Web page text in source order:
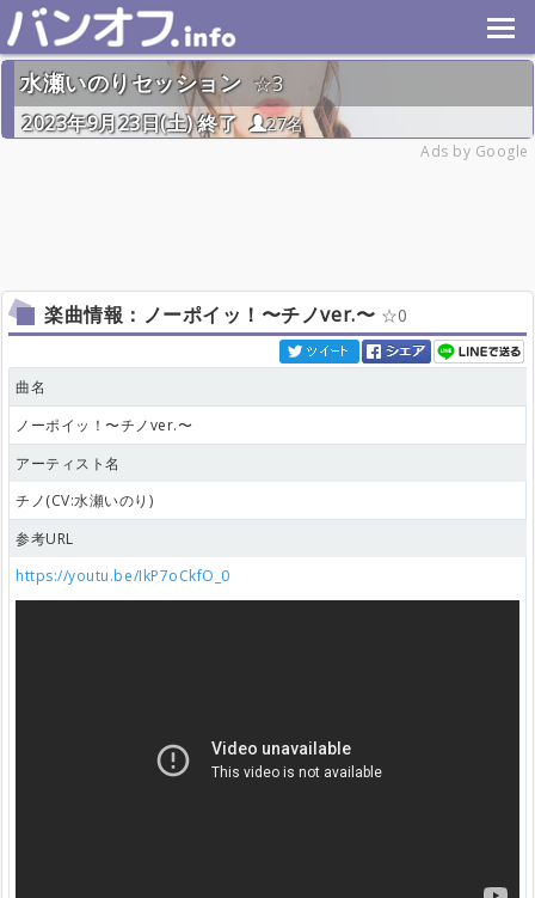
水瀬いのりセッション
3
2023年9月23日(土) 終了
27名
Ads by Google
楽曲情報：ノーポイッ！〜チノver.〜 0
曲名
ノーポイッ！〜チノver.〜
アーティスト名
チノ(CV:水瀬いのり)
参考URL
https://youtu.be/IkP7oCkfO_0